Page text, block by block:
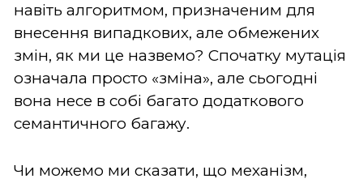
навіть алгоритмом, призначеним для
внесення випадкових, але обмежених
змін, як ми це назвемо? Спочатку мутація
означала просто «зміна», але сьогодні
вона несе в собі багато додаткового
семантичного багажу.
Чи можемо ми сказати, що механізм,